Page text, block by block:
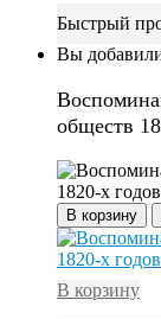
Быстрый
Вы
обществ
В корзину
В корзину